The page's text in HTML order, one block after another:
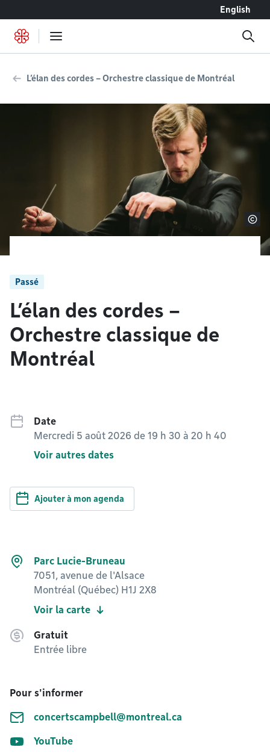
English
L’élan des cordes – Orchestre classique de Montréal
Passé
L’élan des cordes –
Orchestre classique de
Montréal
Date
Mercredi 5 août 2026 de 19 h 30 à 20 h 40
Voir autres dates
Ajouter à mon agenda
Parc Lucie-Bruneau
7051, avenue de l'Alsace
Montréal (Québec) H1J 2X8
Voir la carte
Gratuit
Entrée libre
Pour s'informer
concertscampbell@montreal.ca
YouTube